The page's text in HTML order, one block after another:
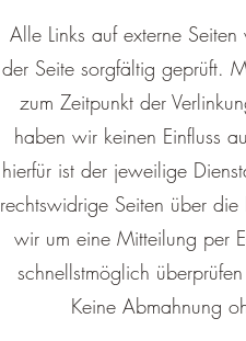
Alle Links auf externe
der Seite sorgfältig geprüft.
zum Zeitpunkt der
haben wir keinen Einfluss
hierfür ist der jeweilige
rechtswidrige Seiten über
wir um eine Mitteilung per
schnellstmöglich
Keine Abmahnung